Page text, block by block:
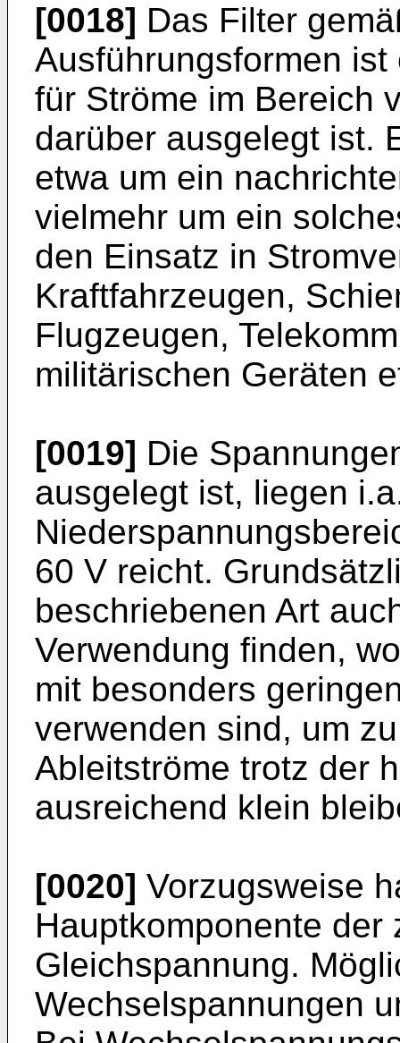
[0018] Das Filter
Ausführungsformen
für Ströme im Bereich
darüber ausgelegt ist.
etwa um ein
vielmehr um ein
den Einsatz in
Kraftfahrzeugen,
Flugzeugen,
militärischen Geräten
[0019] Die
ausgelegt ist, liegen
60 V reicht.
beschriebenen Art
Verwendung finden,
mit besonders
verwenden sind, um
Ableitströme trotz der
ausreichend klein
[0020] Vorzugsweise
Hauptkomponente
Gleichspannung.
Wechselspannungen